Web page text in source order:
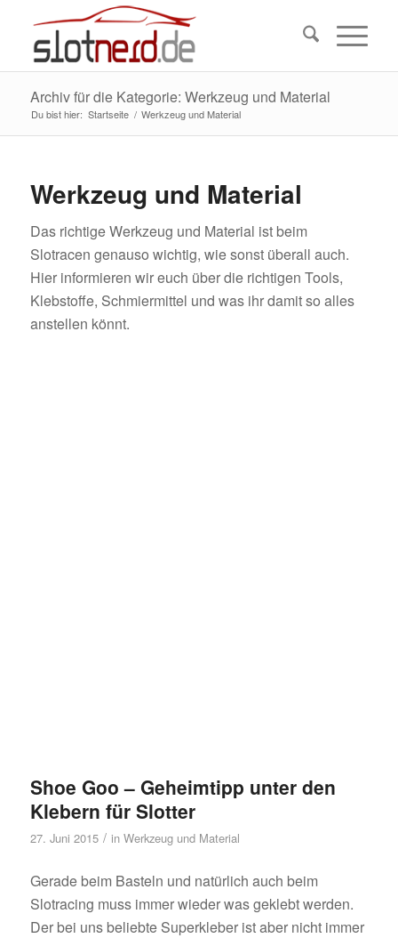
Archiv für die Kategorie: Werkzeug und Material
Du bist hier: Startseite / Werkzeug und Material
Werkzeug und Material
Das richtige Werkzeug und Material ist beim
Slotracen genauso wichtig, wie sonst überall auch.
Hier informieren wir euch über die richtigen Tools,
Klebstoffe, Schmiermittel und was ihr damit so alles
anstellen könnt.
Shoe Goo – Geheimtipp unter den
Klebern für Slotter
27. Juni 2015 / in Werkzeug und Material
Gerade beim Basteln und natürlich auch beim
Slotracing muss immer wieder was geklebt werden.
Der bei uns beliebte Superkleber ist aber nicht immer